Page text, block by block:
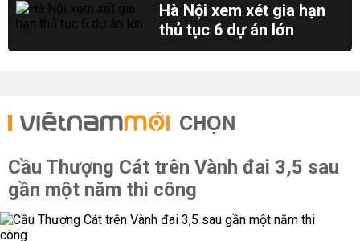
Hà Nội xem xét gia hạn
thủ tục 6 dự án lớn
CHỌN
Cầu Thượng Cát trên Vành đai 3,5 sau
gần một năm thi công